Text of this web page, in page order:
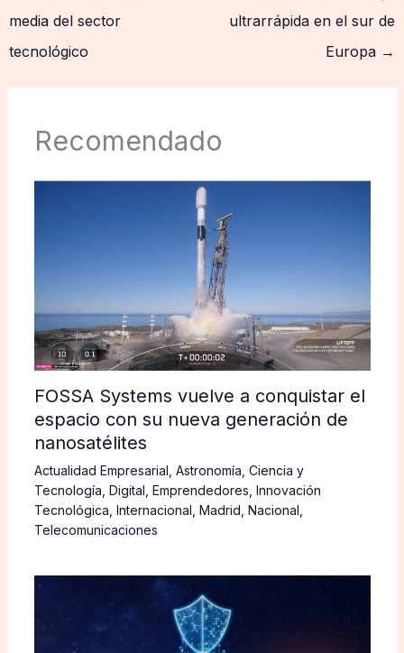
media del sector
tecnológico
ultrarrápida en el sur de
Europa →
Recomendado
FOSSA Systems vuelve a conquistar el
espacio con su nueva generación de
nanosatélites
Actualidad Empresarial Astronomía Ciencia y
Tecnología Digital Emprendedores Innovación
Tecnológica Internacional Madrid Nacional
Telecomunicaciones